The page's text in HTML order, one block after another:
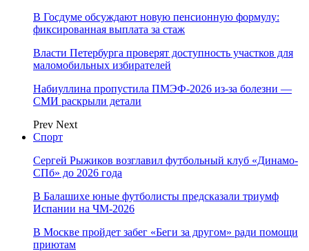
В Госдуме обсуждают новую пенсионную формулу:
фиксированная выплата за стаж
Власти Петербурга проверят доступность участков для
маломобильных избирателей
Набиуллина пропустила ПМЭФ-2026 из-за болезни —
СМИ раскрыли детали
Prev Next
Спорт
Сергей Рыжиков возглавил футбольный клуб «Динамо-
СПб» до 2026 года
В Балашихе юные футболисты предсказали триумф
Испании на ЧМ-2026
В Москве пройдет забег «Беги за другом» ради помощи
приютам